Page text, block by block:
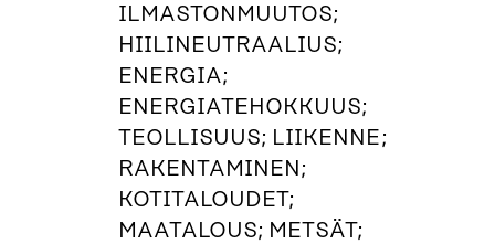
ILMASTONMUUTOS;
HIILINEUTRAALIUS;
ENERGIA;
ENERGIATEHOKKUUS;
TEOLLISUUS; LIIKENNE;
RAKENTAMINEN;
KOTITALOUDET;
MAATALOUS; METSÄT;